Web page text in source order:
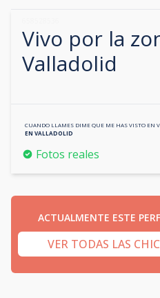
Vivo por la
Valladolid
CUANDO LLAMES DIME QUE ME HAS VISTO EN
EN VALLADOLID
Fotos reales
ACTUALMENTE ESTE
VER TODAS LAS